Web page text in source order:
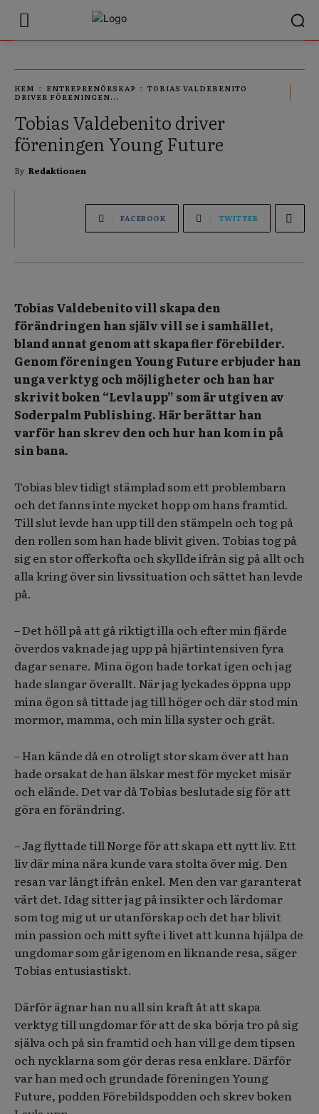
HEM ENTREPRENÖRSKAP
TOBIAS VALDEBENITO
DRIVER FÖRENINGEN...
Tobias Valdebenito driver
föreningen Young Future
By Redaktionen
FACEBOOK TWITTER
Tobias Valdebenito vill skapa den
förändringen han själv vill se i samhället,
bland annat genom att skapa fler förebilder.
Genom föreningen Young Future erbjuder han
unga verktyg och möjligheter och han har
skrivit boken “Levla upp” som är utgiven av
Soderpalm Publishing. Här berättar han
varför han skrev den och hur han kom in på
sin bana.
Tobias blev tidigt stämplad som ett problembarn
och det fanns inte mycket hopp om hans framtid.
Till slut levde han upp till den stämpeln och tog på
den rollen som han hade blivit given. Tobias tog på
sig en stor offerkofta och skyllde ifrån sig på allt och
alla kring över sin livssituation och sättet han levde
på.
– Det höll på att gå riktigt illa och efter min fjärde
överdos vaknade jag upp på hjärtintensiven fyra
dagar senare. Mina ögon hade torkat igen och jag
hade slangar överallt. När jag lyckades öppna upp
mina ögon så tittade jag till höger och där stod min
mormor, mamma, och min lilla syster och grät.
– Han kände då en otroligt stor skam över att han
hade orsakat de han älskar mest för mycket misär
och elände. Det var då Tobias beslutade sig för att
göra en förändring.
– Jag flyttade till Norge för att skapa ett nytt liv. Ett
liv där mina nära kunde vara stolta över mig. Den
resan var långt ifrån enkel. Men den var garanterat
värt det. Idag sitter jag på insikter och lärdomar
som tog mig ut ur utanförskap och det har blivit
min passion och mitt syfte i livet att kunna hjälpa de
ungdomar som går igenom en liknande resa, säger
Tobias entusiastiskt.
Därför ägnar han nu all sin kraft åt att skapa
verktyg till ungdomar för att de ska börja tro på sig
själva och på sin framtid och han vill ge dem tipsen
och nycklarna som gör deras resa enklare. Därför
var han med och grundade föreningen Young
Future, podden Förebildspodden och skrev boken